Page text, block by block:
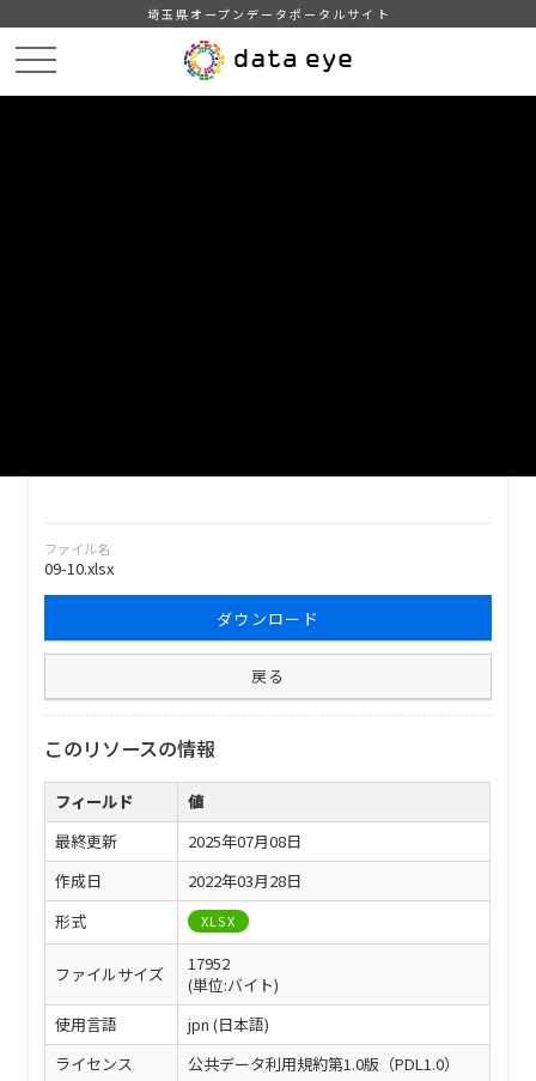
埼玉県オープンデータポータルサイト
ファイル名
09-10.xlsx
ダウンロード
戻る
このリソースの情報
フィールド
値
最終更新
2025年07月08日
作成日
2022年03月28日
形式
XLSX
ファイルサイズ
17952
(単位:バイト)
使用言語
jpn (日本語)
ライセンス
公共データ利用規約第1.0版（PDL1.0）